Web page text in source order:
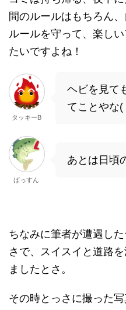
間のルールはもちろん
ルールを守って、楽し
たいですよね！
タッキーB
ヘビを見て
てことやな
ばっすん
あとは日頃
ちなみに筆者が遭遇し
さで、スイスイと道路
ましたとさ。
その時とっさに撮った写